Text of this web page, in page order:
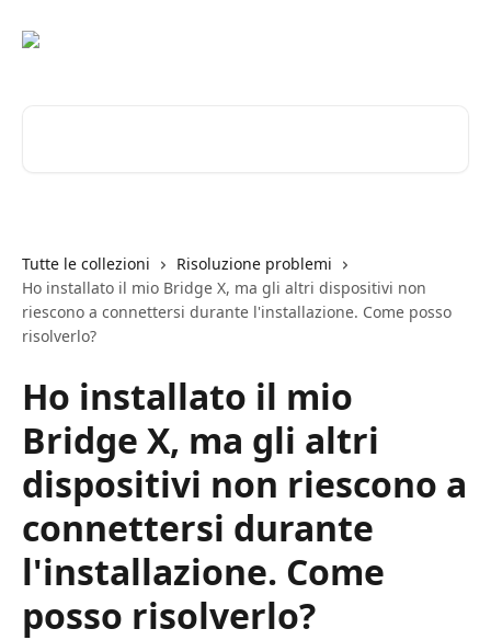
Tutte le collezioni
Risoluzione problemi
Ho installato il mio Bridge X, ma gli altri dispositivi non
riescono a connettersi durante l'installazione. Come posso
risolverlo?
Ho installato il mio
Bridge X, ma gli altri
dispositivi non riescono a
connettersi durante
l'installazione. Come
posso risolverlo?